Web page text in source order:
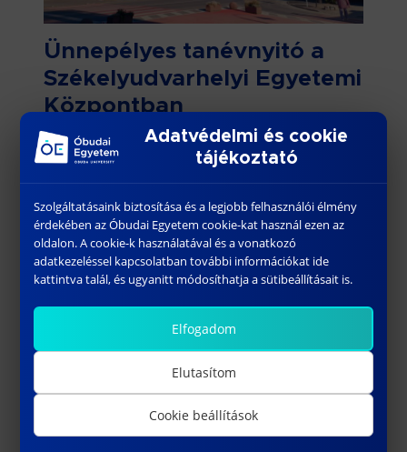
Ünnepélyes tanévnyitó a
Székelyudvarhelyi Egyetemi
Központban
Az Óbudai Egyetem partnerségével működő
Székelyudvarhelyi Egyetemi Központban
ünnepélyes keretek között nyitották meg a
2025/2026-os tanévet. Idén 22 elsőéves
könnyűipari mérnökhallgató tette le az esküt,
ami különösen örömteli, mivel az […]
Adatvédelmi és cookie
tájékoztató
Szolgáltatásaink biztosítása és a legjobb felhasználói élmény
érdekében az Óbudai Egyetem cookie-kat használ ezen az
oldalon. A cookie-k használatával és a vonatkozó
adatkezeléssel kapcsolatban további információkat ide
kattintva talál, és ugyanitt módosíthatja a sütibeállításait is.
Elfogadom
Elutasítom
Cookie beállítások